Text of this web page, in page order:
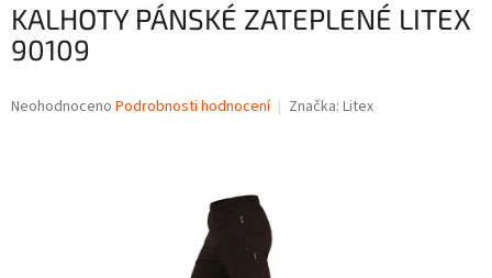
KALHOTY PÁNSKÉ ZATEPLENÉ LITEX
90109
Průměrné
Neohodnoceno Podrobnosti hodnocení Značka: Litex